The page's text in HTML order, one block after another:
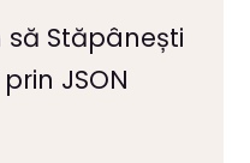
Stăpânești
JSON